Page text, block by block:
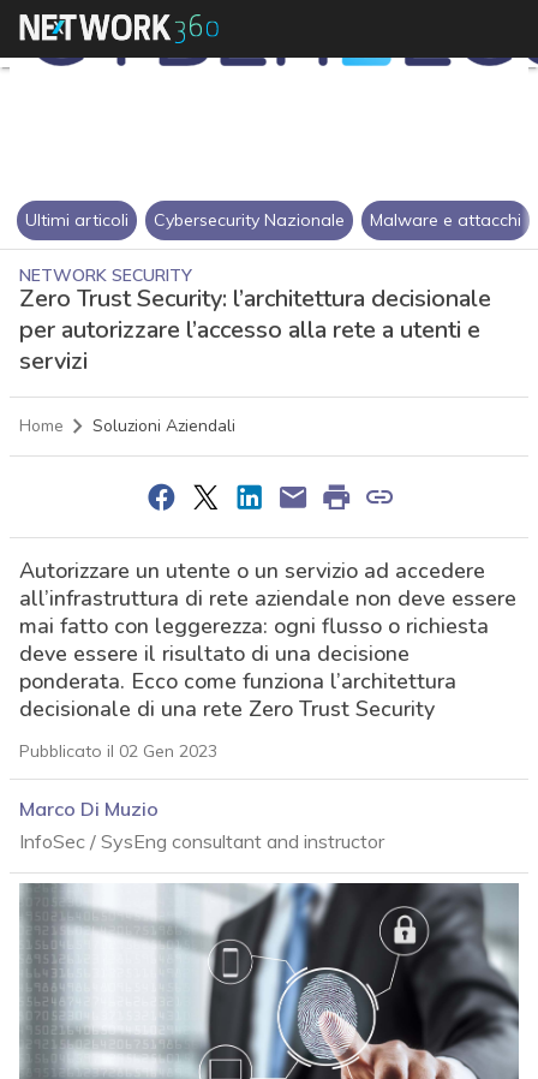
Ultimi articoli Cybersecurity Nazionale Malware e attacchi
NETWORK SECURITY
Zero Trust Security: l’architettura decisionale
per autorizzare l’accesso alla rete a utenti e
servizi
Home Soluzioni Aziendali
Autorizzare un utente o un servizio ad accedere
all’infrastruttura di rete aziendale non deve essere
mai fatto con leggerezza: ogni flusso o richiesta
deve essere il risultato di una decisione
ponderata. Ecco come funziona l’architettura
decisionale di una rete Zero Trust Security
Pubblicato il 02 Gen 2023
Marco Di Muzio
InfoSec / SysEng consultant and instructor